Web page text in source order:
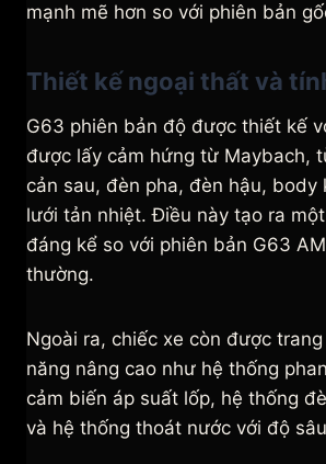
mạnh mẽ hơn so với phiên bản
Thiết kế ngoại thất và
G63 phiên bản độ được thiết kế
được lấy cảm hứng từ Maybach,
cản sau, đèn pha, đèn hậu, body
lưới tản nhiệt. Điều này tạo ra
đáng kể so với phiên bản G63
thường.
Ngoài ra, chiếc xe còn được
năng nâng cao như hệ thống
cảm biến áp suất lốp, hệ thống
và hệ thống thoát nước với độ